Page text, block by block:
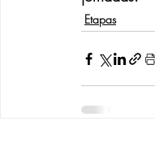
Etapas